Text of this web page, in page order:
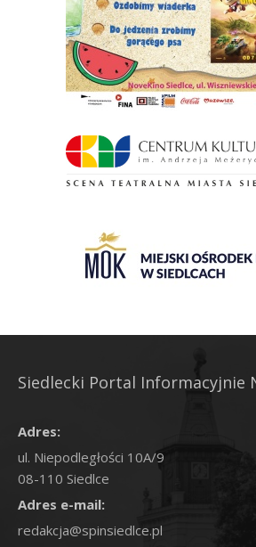
Siedlecki Portal Informacyjnie
Adres:
ul. Niepodległości 10A/9
08-110 Siedlce
Adres e-mail:
redakcja@spinsiedlce.pl